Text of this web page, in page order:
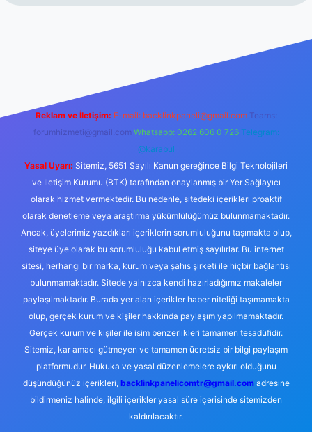
Reklam ve İletişim: E-mail: backlinkpaneli@gmail.com Teams:
forumhizmeti@gmail.com Whatsapp: 0262 606 0 726 Telegram:
@karabul
Yasal Uyarı: Sitemiz, 5651 Sayılı Kanun gereğince Bilgi Teknolojileri
ve İletişim Kurumu (BTK) tarafından onaylanmış bir Yer Sağlayıcı
olarak hizmet vermektedir. Bu nedenle, sitedeki içerikleri proaktif
olarak denetleme veya araştırma yükümlülüğümüz bulunmamaktadır.
Ancak, üyelerimiz yazdıkları içeriklerin sorumluluğunu taşımakta olup,
siteye üye olarak bu sorumluluğu kabul etmiş sayılırlar. Bu internet
sitesi, herhangi bir marka, kurum veya şahıs şirketi ile hiçbir bağlantısı
bulunmamaktadır. Sitede yalnızca kendi hazırladığımız makaleler
paylaşılmaktadır. Burada yer alan içerikler haber niteliği taşımamakta
olup, gerçek kurum ve kişiler hakkında paylaşım yapılmamaktadır.
Gerçek kurum ve kişiler ile isim benzerlikleri tamamen tesadüfidir.
Sitemiz, kar amacı gütmeyen ve tamamen ücretsiz bir bilgi paylaşım
platformudur. Hukuka ve yasal düzenlemelere aykırı olduğunu
düşündüğünüz içerikleri, backlinkpanelicomtr@gmail.comadresine
bildirmeniz halinde, ilgili içerikler yasal süre içerisinde sitemizden
kaldırılacaktır.